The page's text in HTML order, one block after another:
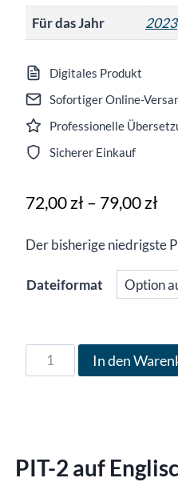
Für das Jahr
2023
Digitales Produkt
Sofortiger Online-
Professionelle
Sicherer Einkauf
72,00zł– 79,00zł
bis
Der bisherige niedrigste
Dateiformat
Formular
PIT-
Sprache
In den
PIT-2 auf